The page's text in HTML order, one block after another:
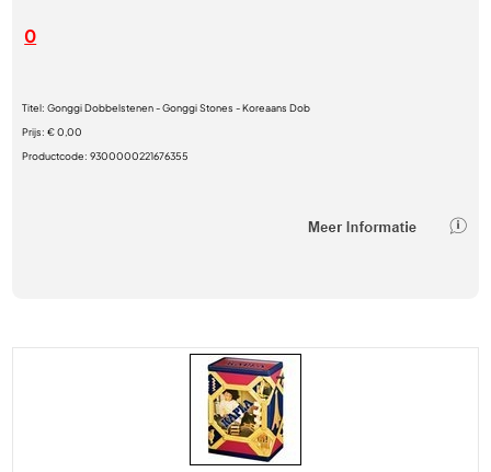
0
Titel:Gonggi Dobbelstenen - Gonggi Stones - Koreaans Dob
Prijs:€ 0,00
Productcode:9300000221676355